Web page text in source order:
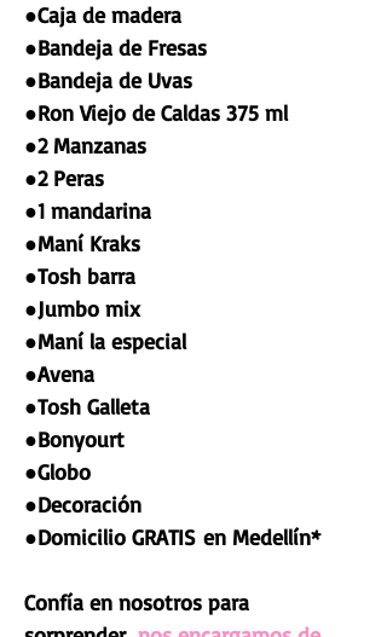
●Caja de madera
●Bandeja de Fresas
●Bandeja de Uvas
●Ron Viejo de Caldas 375 ml
●2 Manzanas
●2 Peras
●1 mandarina
●Maní Kraks
●Tosh barra
●Jumbo mix
●Maní la especial
●Avena
●Tosh Galleta
●Bonyourt
●Globo
●Decoración
●Domicilio GRATIS en Medellín*
Confía en nosotros para